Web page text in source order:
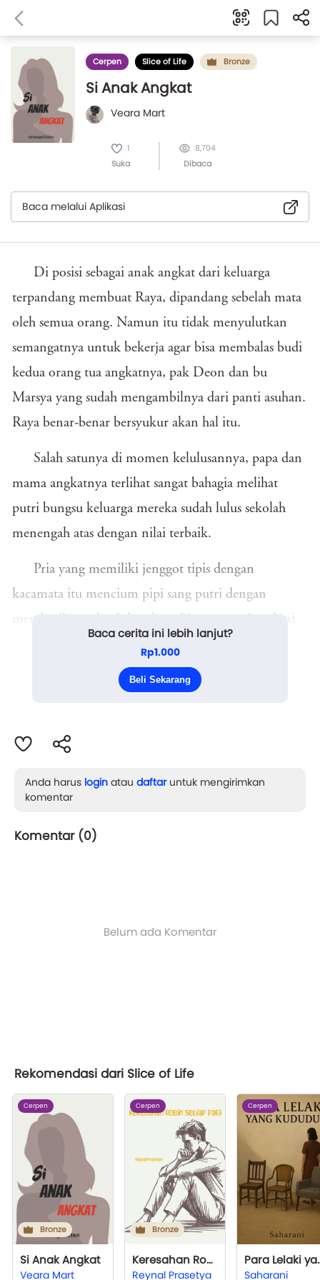
Cerpen Slice of Life Bronze
Si Anak Angkat
Veara Mart
1
Suka
8,704
Dibaca
Baca melalui Aplikasi
Di posisi sebagai anak angkat dari keluarga
terpandang membuat Raya, dipandang sebelah mata
oleh semua orang. Namun itu tidak menyulutkan
semangatnya untuk bekerja agar bisa membalas budi
kedua orang tua angkatnya, pak Deon dan bu
Marsya yang sudah mengambilnya dari panti asuhan.
Raya benar-benar bersyukur akan hal itu.
Salah satunya di momen kelulusannya, papa dan
mama angkatnya terlihat sangat bahagia melihat
putri bungsu keluarga mereka sudah lulus sekolah
menengah atas dengan nilai terbaik.
Pria yang memiliki jenggot tipis dengan
kacamata itu mencium pipi sang putri dengan
memberikan sebuah kotak perhiasan yang ia yakini
adalah sebuah kalung. "Wahh apa ini pah, bagus
banget pasti ini mahal kan, ma?" Pekik Raya kepada
Baca cerita ini lebih lanjut?
Rp1.000
Beli Sekarang
Anda harus login atau daftaruntuk mengirimkan
komentar
Komentar (0)
Belum ada Komentar
Rekomendasi dari Slice of Life
Cerpen
Bronze
Si Anak Angkat
Veara Mart
Cerpen
Bronze
Keresahan Robin Setiap Pagi
Reynal Prasetya
Cerpen
Para
Saharani